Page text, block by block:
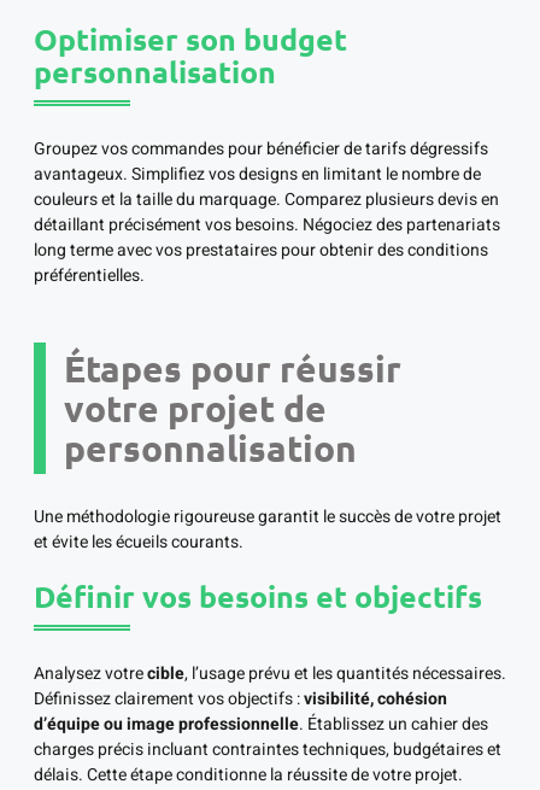
Optimiser son budget
personnalisation
Groupez vos commandes pour bénéficier de tarifs dégressifs
avantageux. Simplifiez vos designs en limitant le nombre de
couleurs et la taille du marquage. Comparez plusieurs devis en
détaillant précisément vos besoins. Négociez des partenariats
long terme avec vos prestataires pour obtenir des conditions
préférentielles.
Étapes pour réussir
votre projet de
personnalisation
Une méthodologie rigoureuse garantit le succès de votre projet
et évite les écueils courants.
Définir vos besoins et objectifs
Analysez votrecible, l’usage prévu et les quantités nécessaires.
Définissez clairement vos objectifs :visibilité, cohésion
d’équipe ou image professionnelle. Établissez un cahier des
charges précis incluant contraintes techniques, budgétaires et
délais. Cette étape conditionne la réussite de votre projet.